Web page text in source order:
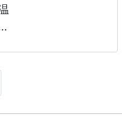
處可逃
舒壓按摩，還是快
的乾淨貓餅，讓居